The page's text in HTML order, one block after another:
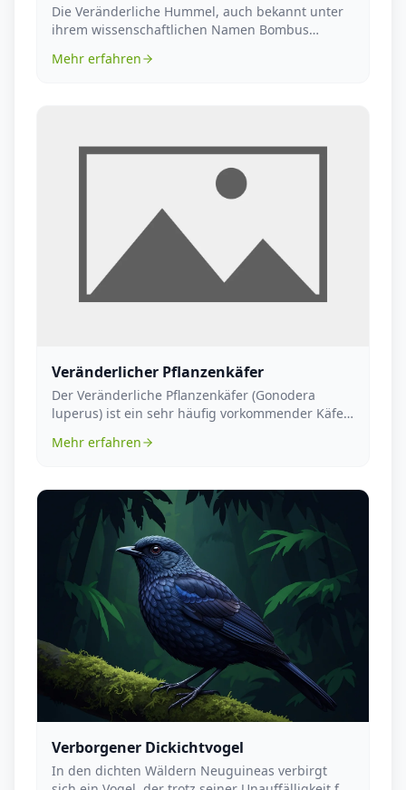
Die Veränderliche Hummel, auch bekannt unter
ihrem wissenschaftlichen Namen Bombus
Mehr erfahren
Veränderlicher Pflanzenkäfer
Der Veränderliche Pflanzenkäfer (Gonodera
luperus) ist ein sehr häufig vorkommender Käfer,
Mehr erfahren
Verborgener Dickichtvogel
In den dichten Wäldern Neuguineas verbirgt